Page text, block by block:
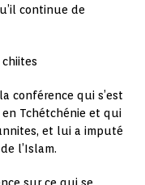
continue de
conférence qui s’est
Tchétchénie et qui
et lui a imputé
l’Islam.
sur ce qui se